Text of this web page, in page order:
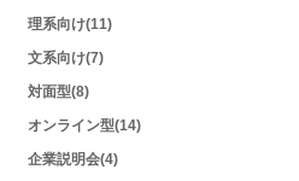
理系向け(11)
文系向け(7)
対面型(8)
オンライン型(14)
企業説明会(4)